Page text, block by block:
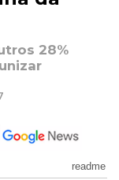
28%
readme